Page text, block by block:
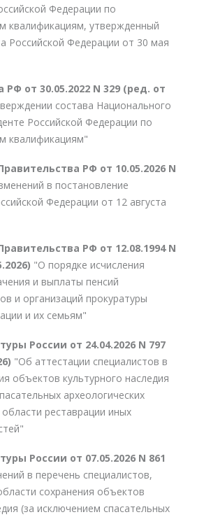
Федерации по
квалификациям, утвержденный
Российской Федерации от 30 мая
от 30.05.2022 N 329 (ред. от
состава Национального
Российской Федерации по
квалификациям"
РФ от 10.05.2026 N
в постановление
Федерации от 12 августа
РФ от 12.08.1994 N
"О порядке исчисления
и выплаты пенсий
и организаций прокуратуры
и их семьям"
России от 24.04.2026 N 797
"Об аттестации специалистов в
объектов культурного наследия
археологических
реставрации иных
России от 07.05.2026 N 861
в перечень специалистов,
сохранения объектов
(за исключением спасательных